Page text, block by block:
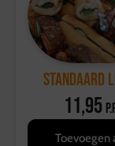
Standaard
11,95
Toevoegen